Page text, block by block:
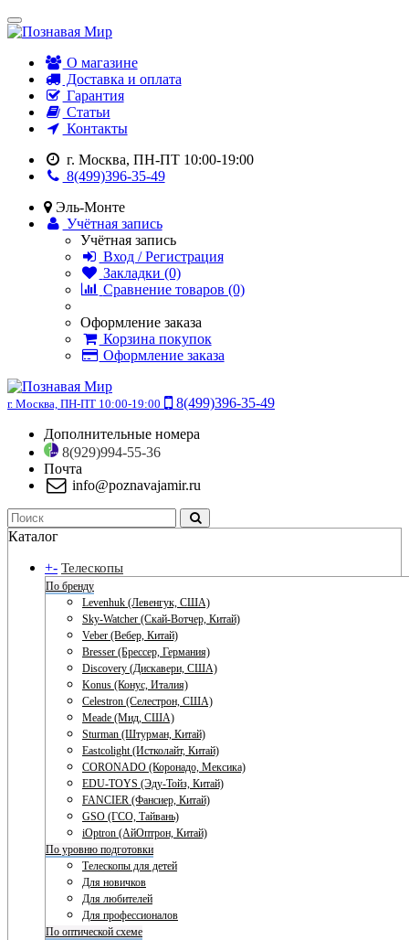
О магазине
Доставка и оплата
Гарантия
Статьи
Контакты
г. Москва, ПН-ПТ 10:00-19:00
8(499)396-35-49
Эль-Монте
Учётная запись
Учётная запись
Вход / Регистрация
Закладки (0)
Сравнение товаров (0)
Оформление заказа
Корзина покупок
Оформление заказа
г. Москва, ПН-ПТ 10:00-19:00
8(499)396-35-49
Дополнительные номера
8(929)994-55-36
Почта
info@poznavajamir.ru
Каталог
+- Телескопы
По бренду
Levenhuk (Левенгук, США)
Sky-Watcher (Скай-Вотчер, Китай)
Veber (Вебер, Китай)
Bresser (Брессер, Германия)
Discovery (Дискавери, США)
Konus (Конус, Италия)
Celestron (Селестрон, США)
Meade (Мид, США)
Sturman (Штурман, Китай)
Eastcolight (Истколайт, Китай)
CORONADO (Коронадо, Мексика)
EDU-TOYS (Эду-Тойз, Китай)
FANCIER (Фансиер, Китай)
GSO (ГСО, Тайвань)
iOptron (АйОптрон, Китай)
По уровню подготовки
Телескопы для детей
Для новичков
Для любителей
Для профессионалов
По оптической схеме